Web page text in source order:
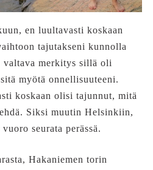
en luultavasti koskaan
tajutakseni kunnolla
valtava merkitys sillä oli
myötä onnellisuuteeni.
koskaan olisi tajunnut, mitä
Siksi muutin Helsinkiin,
seurata perässä.
Hakaniemen torin